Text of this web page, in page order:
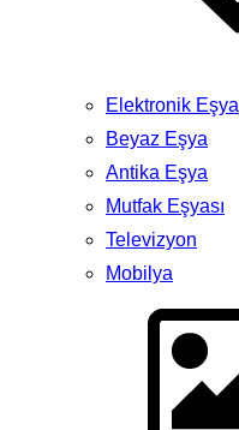
Elektronik Eşya
Beyaz Eşya
Antika Eşya
Mutfak Eşyası
Televizyon
Mobilya